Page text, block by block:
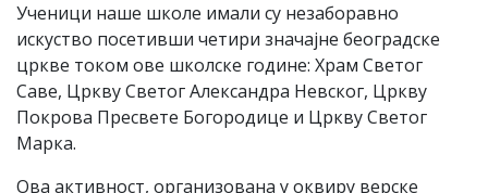
Ученици наше школе имали су незаборавно
искуство посетивши четири значајне београдске
цркве током ове школске године: Храм Светог
Саве, Цркву Светог Александра Невског, Цркву
Покрова Пресвете Богородице и Цркву Светог
Марка.
Ова активност, организована у оквиру верске